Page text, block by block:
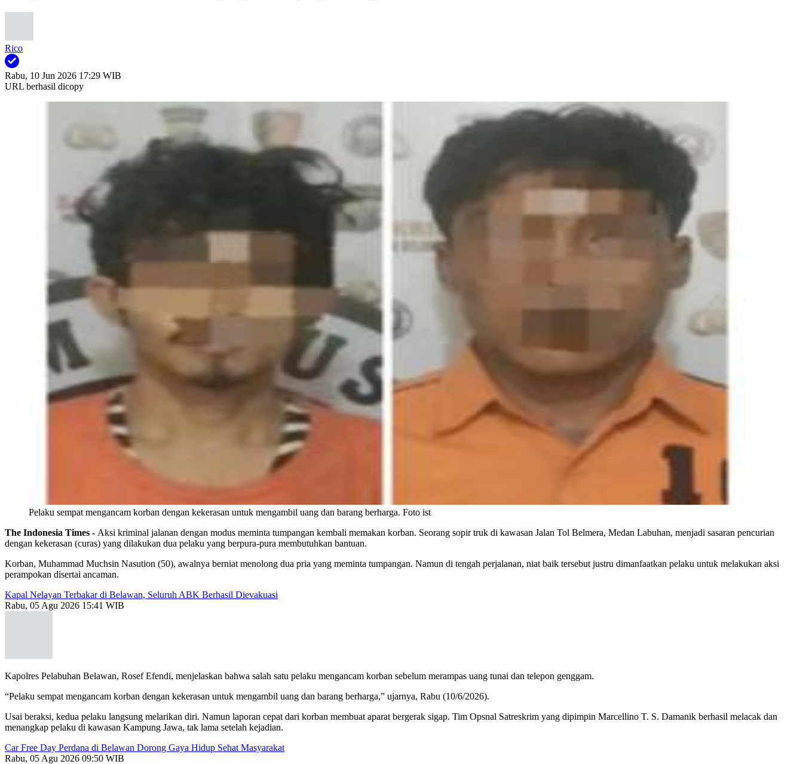
Rico
Rabu, 10 Jun 2026 17:29 WIB
URL berhasil dicopy
Pelaku sempat mengancam korban dengan kekerasan untuk mengambil uang dan barang berharga. Foto ist
The Indonesia Times - Aksi kriminal jalanan dengan modus meminta tumpangan kembali memakan korban. Seorang sopir truk di kawasan Jalan Tol Belmera, Medan Labuhan, menjadi sasaran pencurian
dengan kekerasan (curas) yang dilakukan dua pelaku yang berpura-pura membutuhkan bantuan.
Korban, Muhammad Muchsin Nasution (50), awalnya berniat menolong dua pria yang meminta tumpangan. Namun di tengah perjalanan, niat baik tersebut justru dimanfaatkan pelaku untuk melakukan aksi
perampokan disertai ancaman.
Kapal Nelayan Terbakar di Belawan, Seluruh ABK Berhasil Dievakuasi
Rabu, 05 Agu 2026 15:41 WIB
Kapolres Pelabuhan Belawan, Rosef Efendi, menjelaskan bahwa salah satu pelaku mengancam korban sebelum merampas uang tunai dan telepon genggam.
“Pelaku sempat mengancam korban dengan kekerasan untuk mengambil uang dan barang berharga,” ujarnya, Rabu (10/6/2026).
Usai beraksi, kedua pelaku langsung melarikan diri. Namun laporan cepat dari korban membuat aparat bergerak sigap. Tim Opsnal Satreskrim yang dipimpin Marcellino T. S. Damanik berhasil melacak dan
menangkap pelaku di kawasan Kampung Jawa, tak lama setelah kejadian.
Car Free Day Perdana di Belawan Dorong Gaya Hidup Sehat Masyarakat
Rabu, 05 Agu 2026 09:50 WIB